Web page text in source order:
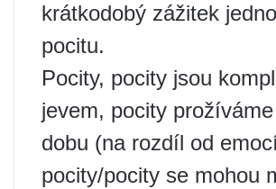
krátkodobý zážitek
pocitu.
Pocity, pocity jsou
jevem, pocity
dobu (na rozdíl od
pocity/pocity se mohou